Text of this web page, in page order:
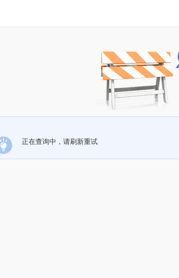
正在查询中，请刷新重试